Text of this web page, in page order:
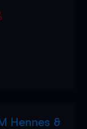
Hennes &